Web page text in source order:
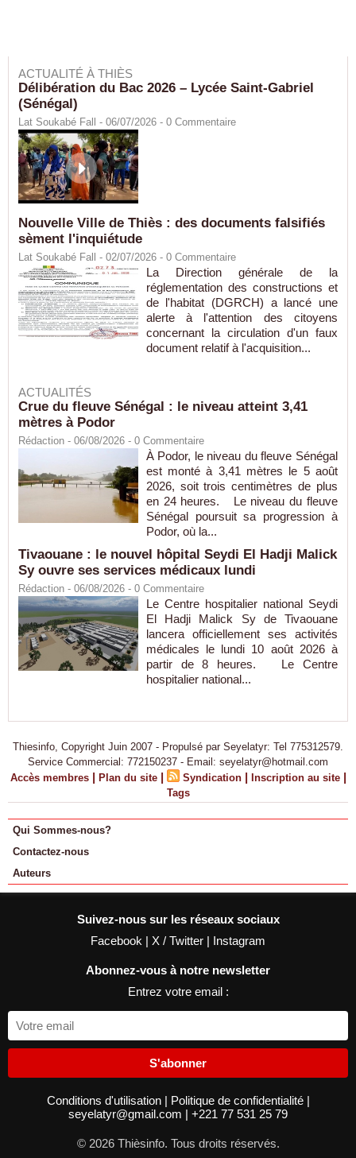
ACTUALITÉ À THIÈS
Délibération du Bac 2026 – Lycée Saint-Gabriel
(Sénégal)
Lat Soukabé Fall - 06/07/2026 - 0 Commentaire
Nouvelle Ville de Thiès : des documents falsifiés
sèment l'inquiétude
Lat Soukabé Fall - 02/07/2026 - 0 Commentaire
La Direction générale de la
réglementation des constructions et
de l'habitat (DGRCH) a lancé une
alerte à l'attention des citoyens
concernant la circulation d'un faux
document relatif à l'acquisition...
ACTUALITÉS
Crue du fleuve Sénégal : le niveau atteint 3,41
mètres à Podor
Rédaction - 06/08/2026 - 0 Commentaire
À Podor, le niveau du fleuve Sénégal
est monté à 3,41 mètres le 5 août
2026, soit trois centimètres de plus
en 24 heures. Le niveau du fleuve
Sénégal poursuit sa progression à
Podor, où la...
Tivaouane : le nouvel hôpital Seydi El Hadji Malick
Sy ouvre ses services médicaux lundi
Rédaction - 06/08/2026 - 0 Commentaire
Le Centre hospitalier national Seydi
El Hadji Malick Sy de Tivaouane
lancera officiellement ses activités
médicales le lundi 10 août 2026 à
partir de 8 heures. Le Centre
hospitalier national...
Thiesinfo, Copyright Juin 2007 - Propulsé par Seyelatyr: Tel 775312579.
Service Commercial: 772150237 - Email: seyelatyr@hotmail.com
Accès membres | Plan du site | Syndication | Inscription au site |
Tags
Qui Sommes-nous?
Contactez-nous
Auteurs
Suivez-nous sur les réseaux sociaux
Facebook | X / Twitter | Instagram
Abonnez-vous à notre newsletter
Entrez votre email :
S'abonner
Conditions d'utilisation | Politique de confidentialité |
seyelatyr@gmail.com | +221 77 531 25 79
© 2026 Thièsinfo. Tous droits réservés.